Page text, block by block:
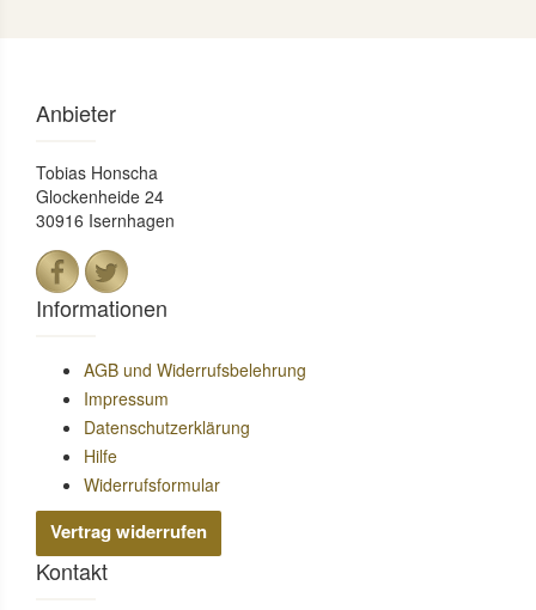
Anbieter
Tobias Honscha
Glockenheide 24
30916 Isernhagen
Informationen
AGB und Widerrufsbelehrung
Impressum
Datenschutzerklärung
Hilfe
Widerrufsformular
Vertrag widerrufen
Kontakt